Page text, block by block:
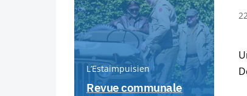
L’Estaimpuisien
Revue communale